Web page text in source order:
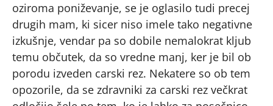
oziroma poniževanje, se je oglasilo tudi precej
drugih mam, ki sicer niso imele tako negativne
izkušnje, vendar pa so dobile nemalokrat kljub
temu občutek, da so vredne manj, ker je bil ob
porodu izveden carski rez. Nekatere so ob tem
opozorile, da se zdravniki za carski rez večkrat